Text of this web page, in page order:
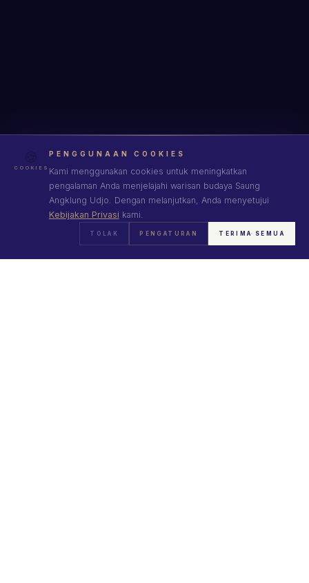
🍪
COOKIES
PENGGUNAAN COOKIES
Kami menggunakan cookies untuk meningkatkan
pengalaman Anda menjelajahi warisan budaya Saung
Angklung Udjo. Dengan melanjutkan, Anda menyetujui
Kebijakan Privasi kami.
TOLAK PENGATURAN TERIMA SEMUA